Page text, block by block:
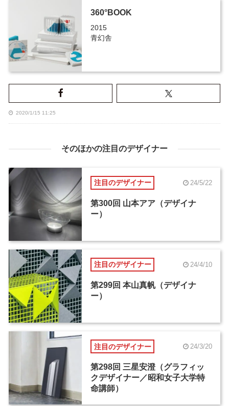
360°BOOK
2015
青幻舎
2020/1/15 11:25
そのほかの注目のデザイナー
注目のデザイナー 24/5/22
第300回 山本アア（デザイナ
ー）
注目のデザイナー 24/4/10
第299回 本山真帆（デザイナ
ー）
注目のデザイナー 24/3/20
第298回 三星安澄（グラフィッ
クデザイナー／昭和女子大学特
命講師）